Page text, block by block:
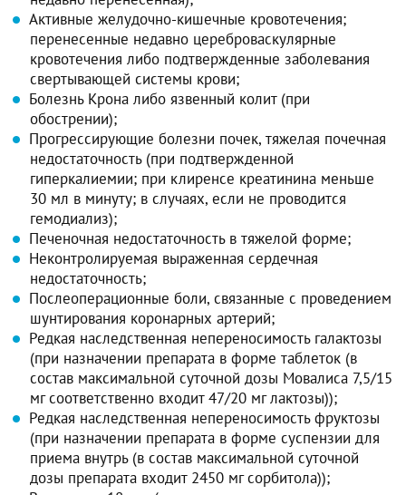
Активные желудочно-кишечные кровотечения;
перенесенные недавно цереброваскулярные
кровотечения либо подтвержденные заболевания
свертывающей системы крови;
Болезнь Крона либо язвенный колит (при
обострении);
Прогрессирующие болезни почек, тяжелая почечная
недостаточность (при подтвержденной
гиперкалиемии; при клиренсе креатинина меньше
30 мл в минуту; в случаях, если не проводится
гемодиализ);
Печеночная недостаточность в тяжелой форме;
Неконтролируемая выраженная сердечная
недостаточность;
Послеоперационные боли, связанные с проведением
шунтирования коронарных артерий;
Редкая наследственная непереносимость галактозы
(при назначении препарата в форме таблеток (в
состав максимальной суточной дозы Мовалиса 7,5/15
мг соответственно входит 47/20 мг лактозы));
Редкая наследственная непереносимость фруктозы
(при назначении препарата в форме суспензии для
приема внутрь (в состав максимальной суточной
дозы препарата входит 2450 мг сорбитола));